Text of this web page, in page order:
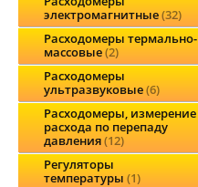
электромагнитные 32
Расходомеры термально-
массовые 2
Расходомеры
ультразвуковые 6
Расходомеры, измерение
расхода по перепаду
давления 12
Регуляторы
температуры 1